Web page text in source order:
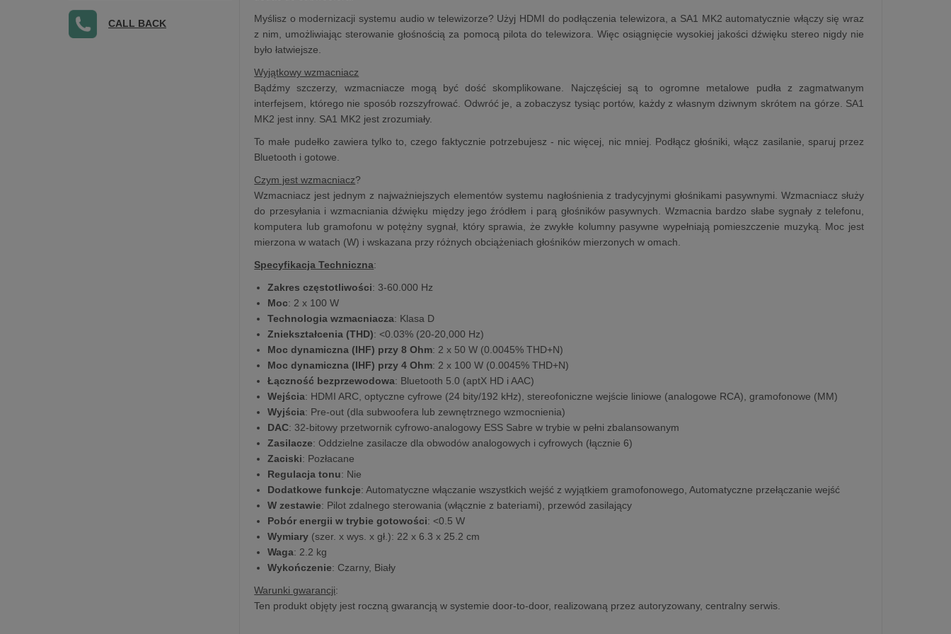
Myślisz o modernizacji systemu audio w telewizorze? Użyj HDMI do podłączenia telewizora, a SA1 MK2 automatycznie włączy się wraz
z nim, umożliwiając sterowanie głośnością za pomocą pilota do telewizora. Więc osiągnięcie wysokiej jakości dźwięku stereo nigdy nie
było łatwiejsze.
Wyjątkowy wzmacniacz
Bądźmy szczerzy, wzmacniacze mogą być dość skomplikowane. Najczęściej są to ogromne metalowe pudła z zagmatwanym
interfejsem, którego nie sposób rozszyfrować. Odwróć je, a zobaczysz tysiąc portów, każdy z własnym dziwnym skrótem na górze. SA1
MK2 jest inny. SA1 MK2 jest zrozumiały.
To małe pudełko zawiera tylko to, czego faktycznie potrzebujesz - nic więcej, nic mniej. Podłącz głośniki, włącz zasilanie, sparuj przez
Bluetooth i gotowe.
Czym jest wzmacniacz?
Wzmacniacz jest jednym z najważniejszych elementów systemu nagłośnienia z tradycyjnymi głośnikami pasywnymi. Wzmacniacz służy
do przesyłania i wzmacniania dźwięku między jego źródłem i parą głośników pasywnych. Wzmacnia bardzo słabe sygnały z telefonu,
komputera lub gramofonu w potężny sygnał, który sprawia, że zwykłe kolumny pasywne wypełniają pomieszczenie muzyką. Moc jest
mierzona w watach (W) i wskazana przy różnych obciążeniach głośników mierzonych w omach.
Specyfikacja Techniczna:
Zakres częstotliwości: 3-60.000 Hz
Moc: 2 x 100 W
Technologia wzmacniacza: Klasa D
Zniekształcenia (THD): <0.03% (20-20,000 Hz)
Moc dynamiczna (IHF) przy 8 Ohm: 2 x 50 W (0.0045% THD+N)
Moc dynamiczna (IHF) przy 4 Ohm: 2 x 100 W (0.0045% THD+N)
Łączność bezprzewodowa: Bluetooth 5.0 (aptX HD i AAC)
Wejścia: HDMI ARC, optyczne cyfrowe (24 bity/192 kHz), stereofoniczne wejście liniowe (analogowe RCA), gramofonowe (MM)
Wyjścia: Pre-out (dla subwoofera lub zewnętrznego wzmocnienia)
DAC: 32-bitowy przetwornik cyfrowo-analogowy ESS Sabre w trybie w pełni zbalansowanym
Zasilacze: Oddzielne zasilacze dla obwodów analogowych i cyfrowych (łącznie 6)
Zaciski: Pozłacane
Regulacja tonu: Nie
Dodatkowe funkcje: Automatyczne włączanie wszystkich wejść z wyjątkiem gramofonowego, Automatyczne przełączanie wejść
W zestawie: Pilot zdalnego sterowania (włącznie z bateriami), przewód zasilający
Pobór energii w trybie gotowości: <0.5 W
Wymiary (szer. x wys. x gł.): 22 x 6.3 x 25.2 cm
Waga: 2.2 kg
Wykończenie: Czarny, Biały
Warunki gwarancji:
Ten produkt objęty jest roczną gwarancją w systemie door-to-door, realizowaną przez autoryzowany, centralny serwis.
CALL BACK